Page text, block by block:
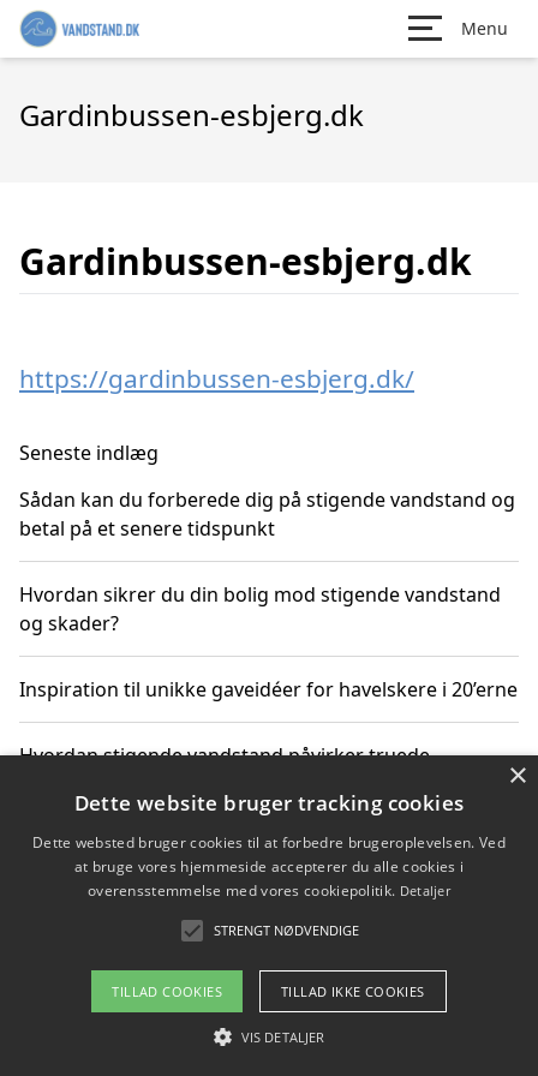
Menu
Gardinbussen-esbjerg.dk
Gardinbussen-esbjerg.dk
https://gardinbussen-esbjerg.dk/
Seneste indlæg
Sådan kan du forberede dig på stigende vandstand og
betal på et senere tidspunkt
Hvordan sikrer du din bolig mod stigende vandstand
og skader?
Inspiration til unikke gaveidéer for havelskere i 20’erne
Hvordan stigende vandstand påvirker truede
Sådan vælger du de bedste vandrerygsække til
vandreture i Danmark
Copyright 2026 - Pilanto Aps
Om / kontakt
×
Dette website bruger tracking cookies
Dette websted bruger cookies til at forbedre brugeroplevelsen. Ved
at bruge vores hjemmeside accepterer du alle cookies i
overensstemmelse med vores cookiepolitik. Detaljer
STRENGT NØDVENDIGE
TILLAD COOKIES TILLAD IKKE COOKIES
VIS DETALJER